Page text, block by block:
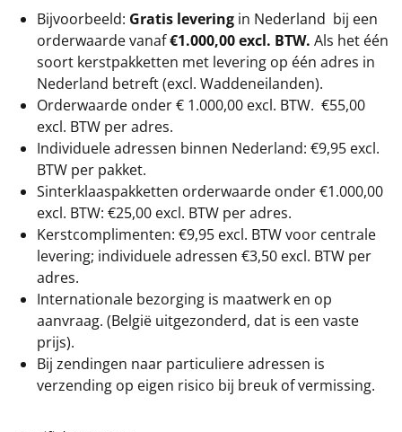
Bijvoorbeeld: Gratis levering in Nederland bij een
orderwaarde vanaf€1.000,00 excl. BTW. Als het één
soort kerstpakketten met levering op één adres in
Nederland betreft (excl. Waddeneilanden).
Orderwaarde onder € 1.000,00 excl. BTW. €55,00
excl. BTW per adres.
Individuele adressen binnen Nederland: €9,95 excl.
BTW per pakket.
Sinterklaaspakketten orderwaarde onder €1.000,00
excl. BTW: €25,00 excl. BTW per adres.
Kerstcomplimenten: €9,95 excl. BTW voor centrale
levering; individuele adressen €3,50 excl. BTW per
adres.
Internationale bezorging is maatwerk en op
aanvraag. (België uitgezonderd, dat is een vaste
prijs).
Bij zendingen naar particuliere adressen is
verzending op eigen risico bij breuk of vermissing.